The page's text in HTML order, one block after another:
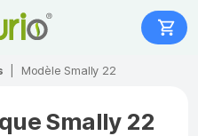
Modèle Smally 22
Smally 22